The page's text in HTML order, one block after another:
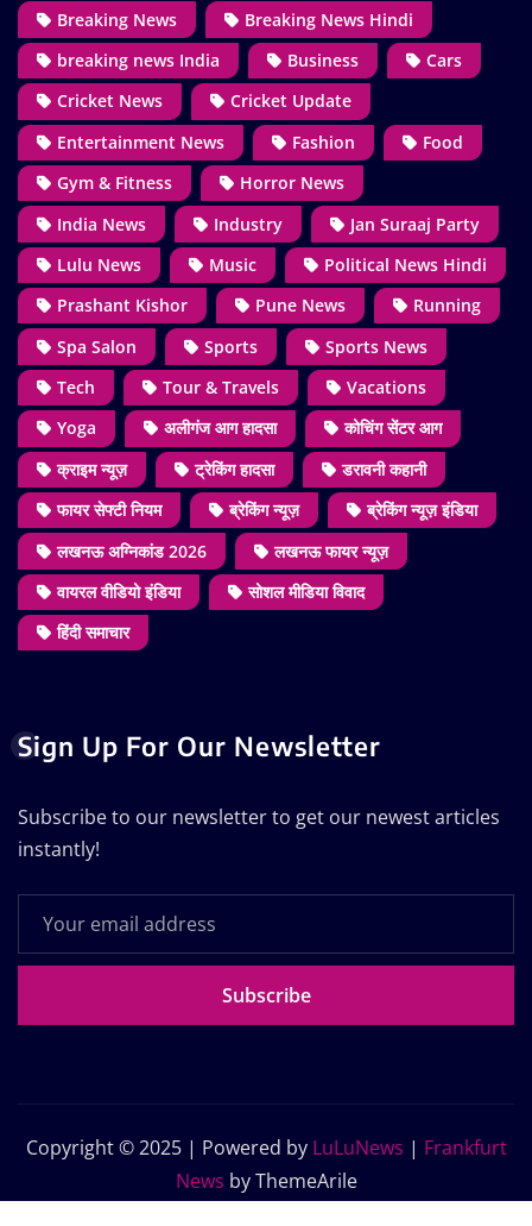
Breaking News
Breaking News Hindi
breaking news India
Business
Cars
Cricket News
Cricket Update
Entertainment News
Fashion
Food
Gym & Fitness
Horror News
India News
Industry
Jan Suraaj Party
Lulu News
Music
Political News Hindi
Prashant Kishor
Pune News
Running
Spa Salon
Sports
Sports News
Tech
Tour & Travels
Vacations
Yoga
अलीगंज आग हादसा
कोचिंग सेंटर आग
क्राइम न्यूज़
ट्रेकिंग हादसा
डरावनी कहानी
फायर सेफ्टी नियम
ब्रेकिंग न्यूज़
ब्रेकिंग न्यूज़ इंडिया
लखनऊ अग्निकांड 2026
लखनऊ फायर न्यूज़
वायरल वीडियो इंडिया
सोशल मीडिया विवाद
हिंदी समाचार
Sign Up For Our Newsletter
Subscribe to our newsletter to get our newest articles
instantly!
Subscribe
Copyright © 2025 | Powered by LuLuNews | Frankfurt
News by ThemeArile